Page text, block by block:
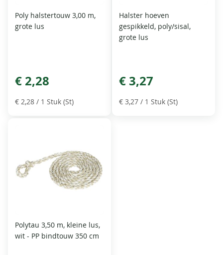
Poly halstertouw 3,00 m,
grote lus
€ 2,28
€ 2,28 / 1 Stuk (St)
Halster hoeven
gespikkeld, poly/sisal,
grote lus
€ 3,27
€ 3,27 / 1 Stuk (St)
Polytau 3,50 m, kleine lus,
wit - PP bindtouw 350 cm